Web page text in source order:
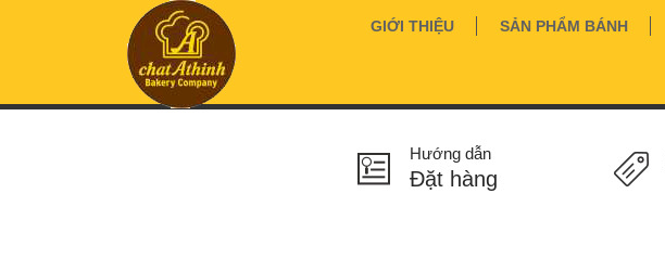
GIỚI THIỆU SẢN PHẨM BÁNH
Hướng dẫn
Đặt hàng